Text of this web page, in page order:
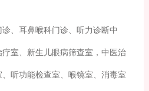
耳鼻喉科门诊、听力诊断中
室、新生儿眼病筛查室，中医治
听功能检查室、喉镜室、消毒室